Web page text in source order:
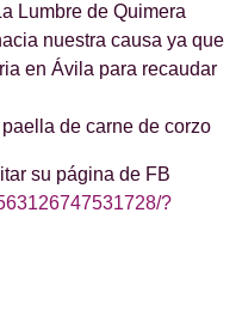
Lumbre de Quimera
nuestra causa ya que
en Ávila para recaudar
de carne de corzo
su página de FB
?